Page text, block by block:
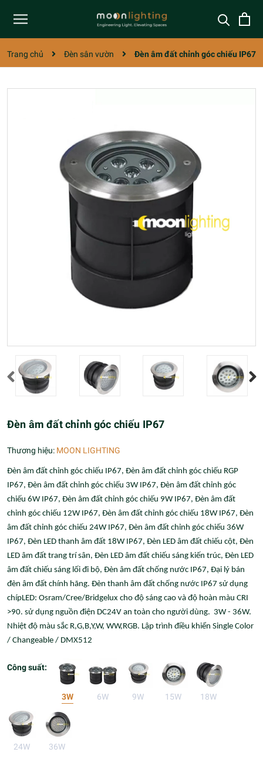
Trang chủ Đèn sân vườn Đèn âm đất chỉnh góc chiếu IP67
Đèn âm đất chỉnh góc chiếu IP67
Thương hiệu: MOON LIGHTING
Đèn âm đất chỉnh góc chiếu IP67, Đèn âm đất chỉnh góc chiếu RGP
IP67, Đèn âm đất chỉnh góc chiếu 3W IP67, Đèn âm đất chỉnh góc
chiếu 6W IP67, Đèn âm đất chỉnh góc chiếu 9W IP67, Đèn âm đất
chỉnh góc chiếu 12W IP67, Đèn âm đất chỉnh góc chiếu 18W IP67, Đèn
âm đất chỉnh góc chiếu 24W IP67, Đèn âm đất chỉnh góc chiếu 36W
IP67, Đèn LED thanh âm đất 18W IP67, Đèn LED âm đất chiếu cột, Đèn
LED âm đất trang trí sân, Đèn LED âm đất chiếu sáng kiến trúc, Đèn LED
âm đất chiếu sáng lối đi bộ, Đèn âm đất chống nước IP67, Đại lý bán
đèn âm đất chính hãng. Đèn thanh âm đất chống nước IP67 sử dụng
chípLED: Osram/Cree/Bridgelux cho độ sáng cao và độ hoàn màu CRI
>90. sử dụng nguồn điện DC24V an toàn cho người dùng. 3W - 36W.
Nhiệt độ màu sắc R,G,B,Y,W, WW,RGB. Lập trình điều khiển Single Color
/ Changeable / DMX512
Công suất:
3W 6W 9W 15W 18W
24W 36W